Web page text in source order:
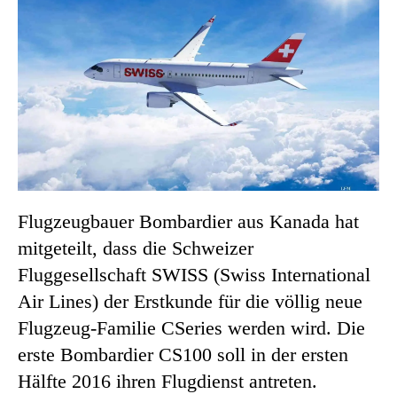
Flugzeugbauer Bombardier aus Kanada hat
mitgeteilt, dass die Schweizer
Fluggesellschaft SWISS (Swiss International
Air Lines) der Erstkunde für die völlig neue
Flugzeug-Familie CSeries werden wird. Die
erste Bombardier CS100 soll in der ersten
Hälfte 2016 ihren Flugdienst antreten.